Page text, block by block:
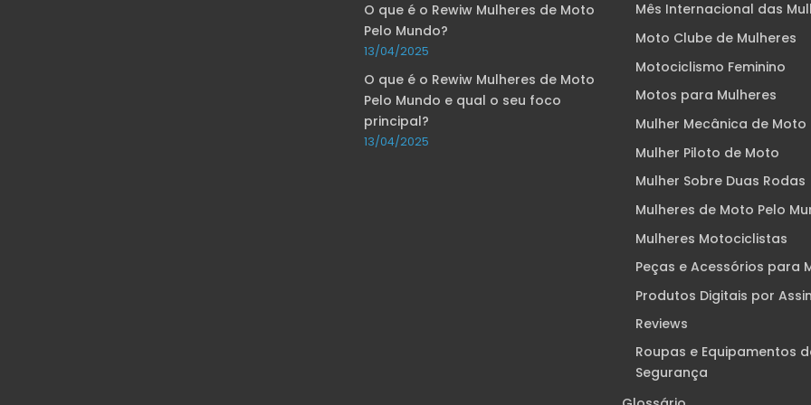
O que é o Rewiw Mulheres de Moto
Pelo Mundo?
13/04/2025
O que é o Rewiw Mulheres de Moto
Pelo Mundo e qual o seu foco
principal?
13/04/2025
Mês Internacional das
Moto Clube de Mulheres
Motociclismo Feminino
Motos para Mulheres
Mulher Mecânica de Moto
Mulher Piloto de Moto
Mulher Sobre Duas Rodas
Mulheres de Moto Pelo
Mulheres Motociclistas
Peças e Acessórios para
Produtos Digitais por
Reviews
Roupas e Equipamentos
Segurança